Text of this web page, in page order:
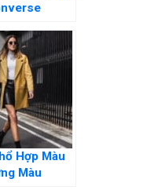
Hợp Màu
Màu